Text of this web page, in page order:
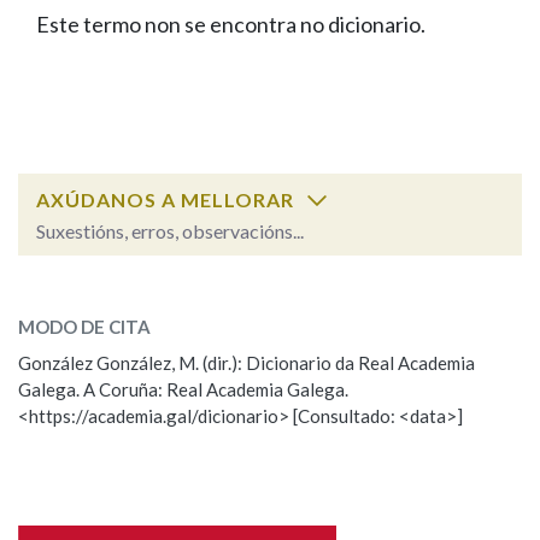
FIGURAS HOMENAXEADAS
PORTAL DAS PALABRAS
Facebook
TwitterYoutubeInstagram
Bluesky
BUSCAR NOS LEMAS
Remata por
BUSCAR NO CONTIDO
Nas definicións
Este termo non se encontra no dicionario.
AXÚDANOS A MELLORAR
Suxestións, erros, observacións...
Observación
Nome
MODO DE CITA
González González, M. (dir.): Dicionario da Real Academia
Galega. A Coruña: Real Academia Galega.
<https://academia.gal/dicionario> [Consultado: <data>]